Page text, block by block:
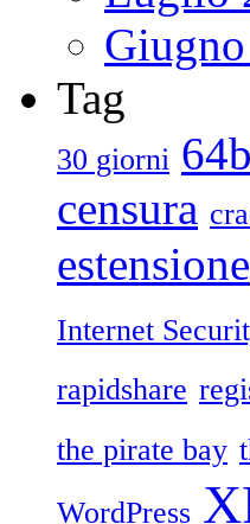
Tag
30 giorni
censura
estensione
Internet
rapidshare
the pirate bay
WordPress